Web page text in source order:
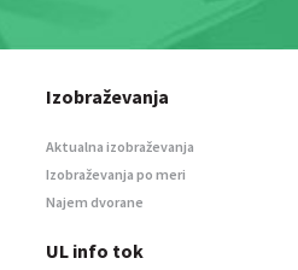
Izobraževanja
Aktualna izobraževanja
Izobraževanja po meri
Najem dvorane
UL info tok